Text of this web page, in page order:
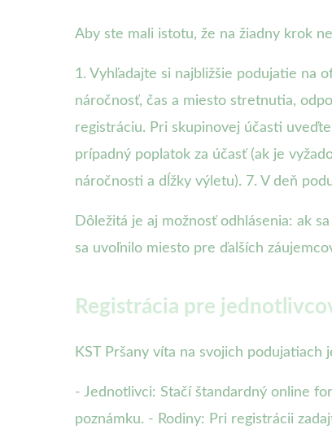
Aby ste mali istotu, že na žiadny krok
1. Vyhľadajte si najbližšie podujatie na
náročnosť, čas a miesto stretnutia,
registráciu. Pri skupinovej účasti
prípadný poplatok za účasť (ak je
náročnosti a dĺžky výletu). 7. V deň
Dôležitá je aj možnosť odhlásenia: ak
sa uvoľnilo miesto pre ďalších
Registrácia pre
KST Pršany víta na svojich
- Jednotlivci: Stačí štandardný online
poznámku. - Rodiny: Pri registrácii